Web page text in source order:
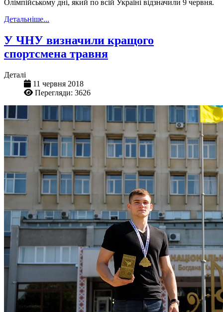
Олімпійському дні, який по всій Україні відзначили 9 червня.
Детальніше...
У ЧНУ визначили кращого
спортсмена травня
Деталі
11 червня 2018
Перегляди: 3626